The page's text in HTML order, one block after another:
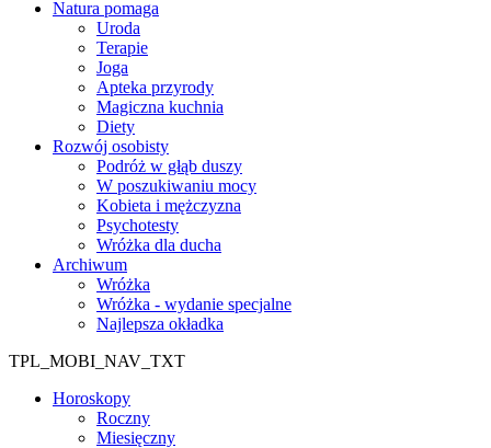
Natura pomaga
Uroda
Terapie
Joga
Apteka przyrody
Magiczna kuchnia
Diety
Rozwój osobisty
Podróż w głąb duszy
W poszukiwaniu mocy
Kobieta i mężczyzna
Psychotesty
Wróżka dla ducha
Archiwum
Wróżka
Wróżka - wydanie specjalne
Najlepsza okładka
TPL_MOBI_NAV_TXT
Horoskopy
Roczny
Miesięczny